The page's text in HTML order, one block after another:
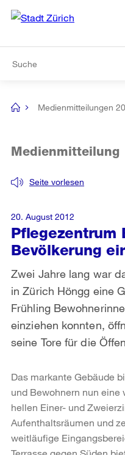
Navigation
[no
Medienmitteilungen
Pflegezentrum
Bevölkerung
Seite vorlesen
Medienmitteilung
Zwei Jahre lang war
in Zürich Höngg eine
Frühling
einziehen konnten,
seine Tore für die
20. August 2012
Das markante Gebäude
und Bewohnern nun
hellen Einer- und
Aufenthaltsräumen und
weitläufige
Terrasse gegen Süden